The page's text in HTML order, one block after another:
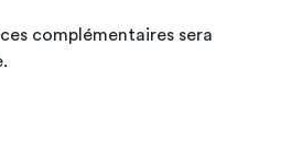
complémentaires sera